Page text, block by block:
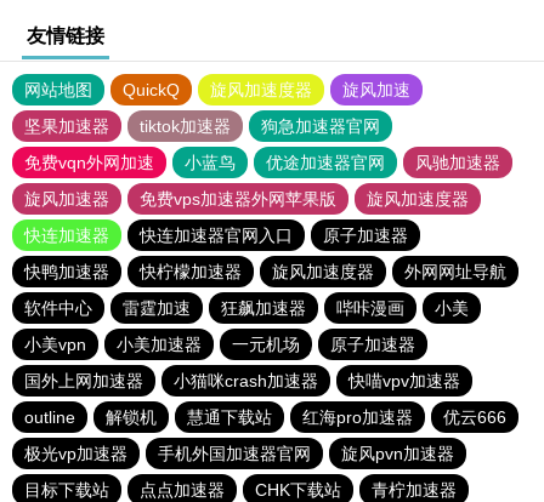
友情链接
网站地图 QuickQ 旋风加速度器
旋风加速
坚果加速器
tiktok加速器
狗急加速器官网
免费vqn外网加速
小蓝鸟 优途加速器官网
风驰加速器
旋风加速器
免费vps加速器外网苹果版
旋风加速度器
快连加速器
快连加速器官网入口
原子加速器
快鸭加速器
快柠檬加速器 旋风加速度器
外网网址导航
软件中心
雷霆加速 狂飙加速器 哔咔漫画
小美
小美vpn
小美加速器 一元机场
原子加速器
国外上网加速器
小猫咪crash加速器
快喵vpv加速器
outline
解锁机 慧通下载站 红海pro加速器
优云666
极光vp加速器
手机外国加速器官网
旋风pvn加速器
目标下载站
点点加速器 CHK下载站 青柠加速器